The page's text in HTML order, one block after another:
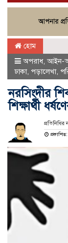
হোম
অপরাধ, আইন-
ঢাকা, পড়ালেখা,
নরসিংদীর
শিক্ষার্থী
প্রতিনিধির